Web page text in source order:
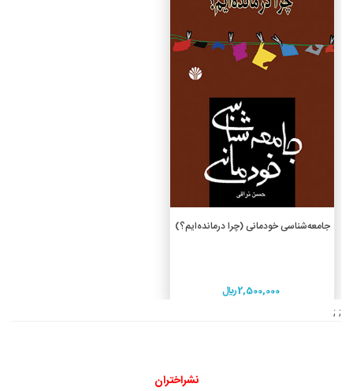
افزودن به سبد خرید
جامعه‌شناسی خودمانی (چرا درمانده‌ایم؟)
2,500,000 ريال
; ;
نشراختران